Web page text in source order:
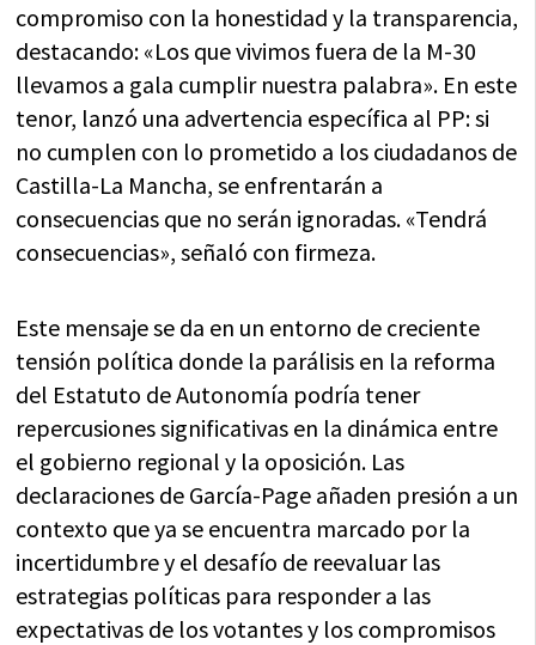
compromiso con la honestidad y la transparencia,
destacando: «Los que vivimos fuera de la M-30
llevamos a gala cumplir nuestra palabra». En este
tenor, lanzó una advertencia específica al PP: si
no cumplen con lo prometido a los ciudadanos de
Castilla-La Mancha, se enfrentarán a
consecuencias que no serán ignoradas. «Tendrá
consecuencias», señaló con firmeza.
Este mensaje se da en un entorno de creciente
tensión política donde la parálisis en la reforma
del Estatuto de Autonomía podría tener
repercusiones significativas en la dinámica entre
el gobierno regional y la oposición. Las
declaraciones de García-Page añaden presión a un
contexto que ya se encuentra marcado por la
incertidumbre y el desafío de reevaluar las
estrategias políticas para responder a las
expectativas de los votantes y los compromisos